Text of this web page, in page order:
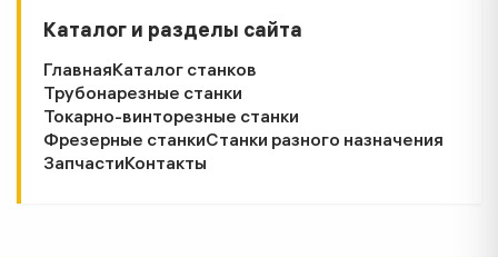
Каталог и разделы сайта
ГлавнаяКаталог станков
Трубонарезные станки
Токарно-винторезные станки
Фрезерные станкиСтанки разного назначения
ЗапчастиКонтакты